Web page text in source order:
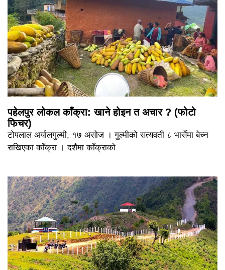
पहेलपुर लोकल काँक्रा: खाने होइन त अचार ? (फोटो
फिचर)
टोपलाल अर्यालगुल्मी, १७ असोज । गुल्मीको सत्यवती ८ भार्सेमा बेच्न
राखिएका काँक्रा । दशैमा काँक्राको